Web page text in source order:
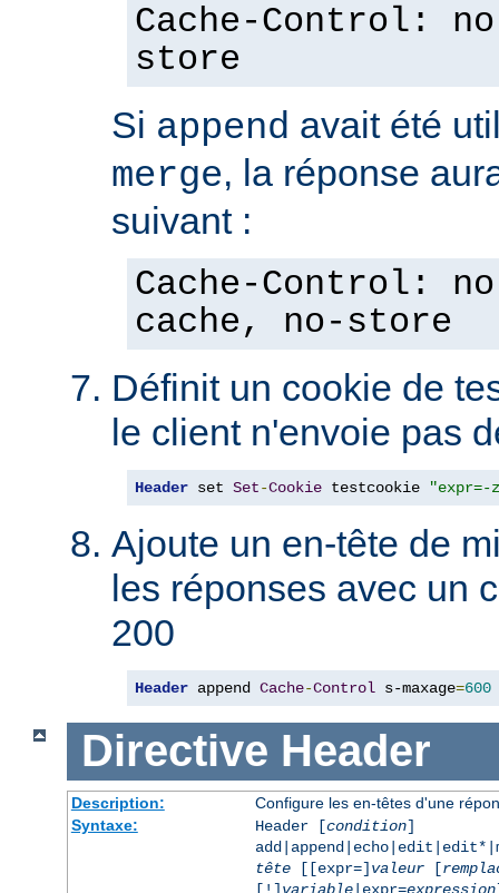
Cache-Control:
store
Si append avait été
merge, la réponse
suivant :
Cache-Control:
cache, no-store
Définit un cookie de
le client n'envoie pas
Header set Set-Cookie testcookie "expr=-
Ajoute un en-tête de
les réponses avec un
200
Header append Cache-Control s-maxage=600
Directive Header
Description:
Configure les en-têtes d'une
Syntaxe:
Header [condition]
tête[[expr=] valeur[